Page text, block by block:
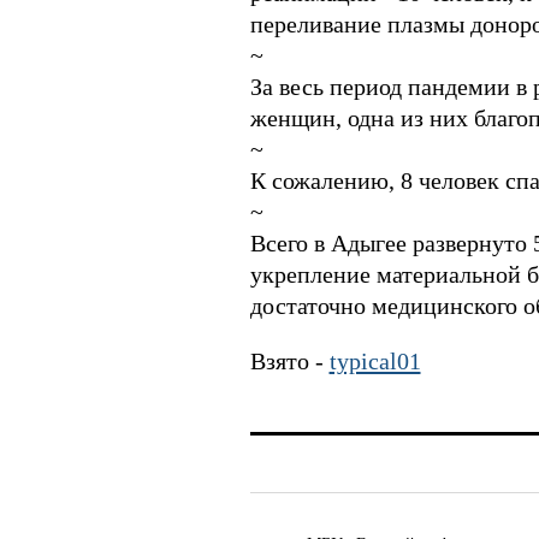
переливание плазмы
~
За весь период пандемии в
женщин, одна из них
~
К сожалению, 8 человек
~
Всего в Адыгее
укрепление материальной
достаточно медицинского
Взято - typical01